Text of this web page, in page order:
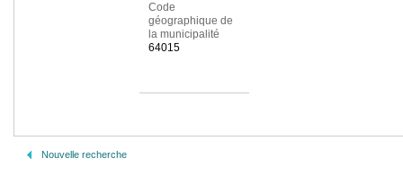
Code
géographique de
la municipalité
64015
Nouvelle recherche